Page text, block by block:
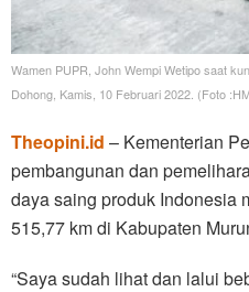
Wamen PUPR, John Wempi Wetipo saat
Dohong, Kamis, 10 Februari 2022. (Foto
Theopini.id – Kementerian
pembangunan dan
daya saing produk Indonesia
515,77 km di Kabupaten
“Saya sudah lihat dan lalui